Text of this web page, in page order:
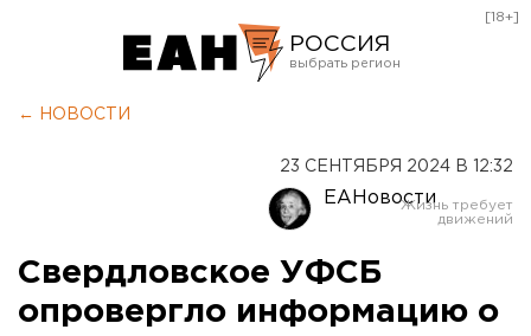
РОССИЯ
Оренбург
[18+]
← НОВОСТИ
23 СЕНТЯБРЯ 2024 В 12:32
ЕАНовости
Свердловское УФСБ
опровергло информацию о